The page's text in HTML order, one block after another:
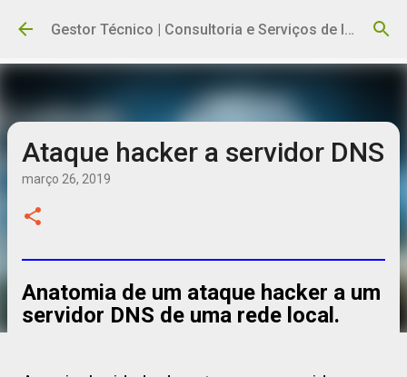
Pular para o conteúdo principal Gestor Técnico | Consultoria e Serviços de Informática
Ataque hacker a servidor DNS
março 26, 2019
Anatomia de um ataque hacker a um
servidor DNS de uma rede local.